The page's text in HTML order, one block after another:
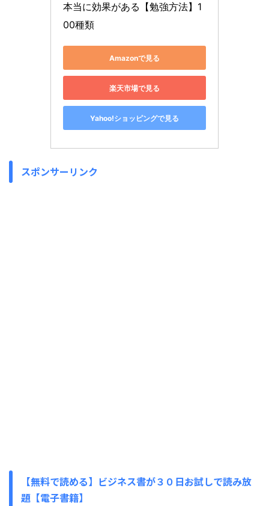
本当に効果がある【勉強方法】1
00種類
Amazonで見る
楽天市場で見る
Yahoo!ショッピングで見る
スポンサーリンク
【無料で読める】ビジネス書が３０日お試しで読み放
題【電子書籍】